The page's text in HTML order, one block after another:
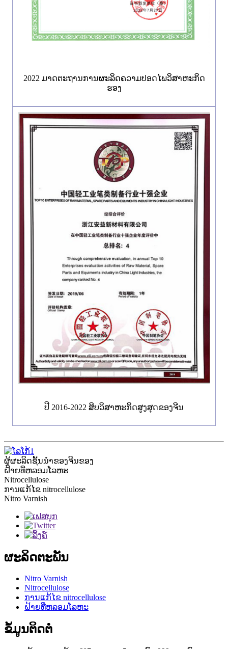
2022 ມາດຕະຖານການຜະລິດຄວາມປອດໄພວິສາຫະກິດ
ຮອງ
ປີ 2016-2022 ສິບ​ວິ​ສາ​ຫະ​ກິດ​ສູງ​ສຸດ​ຂອງ​ຈີນ​
ຜູ້ຜະລິດຊັ້ນນໍາຂອງຈີນຂອງ
ຝ້າຍທີ່ຫລອມໂລຫະ
Nitrocellulose
ການແກ້ໄຂ nitrocellulose
Nitro Varnish
ຜະລິດຕະພັນ
Nitro Varnish
Nitrocellulose
ການແກ້ໄຂ nitrocellulose
ຝ້າຍທີ່ຫລອມໂລຫະ
ຂໍ້ມູນຕິດຕໍ່